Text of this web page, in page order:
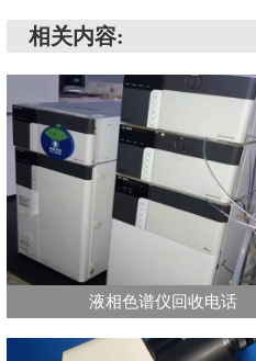
相关内容:
液相色谱仪回收电话